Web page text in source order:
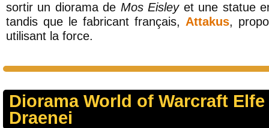
sortir un diorama de Mos Eisleyet une statue
tandis que le fabricant français, Attakus,
utilisant la force.
Diorama World of Warcraft
Draenei